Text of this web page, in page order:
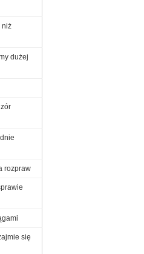
niż
dużej
rozpraw
się